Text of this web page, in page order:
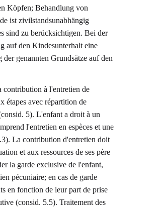
Köpfen; Behandlung von
ist zivilstandsunabhängig
sind zu berücksichtigen. Bei der
auf den Kindesunterhalt eine
genannten Grundsätze auf den
contribution à l'entretien de
étapes avec répartition de
5). L'enfant a droit à un
l'entretien en espèces et une
La contribution d'entretien doit
et aux ressources de ses père
la garde exclusive de l'enfant,
pécuniaire; en cas de garde
en fonction de leur part de prise
(consid. 5.5). Traitement des